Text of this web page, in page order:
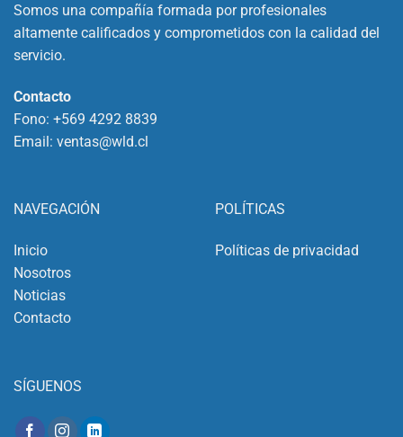
Somos una compañía formada por profesionales
altamente calificados y comprometidos con la calidad del
servicio.
Contacto
Fono: +569 4292 8839
Email: ventas@wld.cl
NAVEGACIÓN
Inicio
Nosotros
Noticias
Contacto
POLÍTICAS
Políticas de privacidad
SÍGUENOS